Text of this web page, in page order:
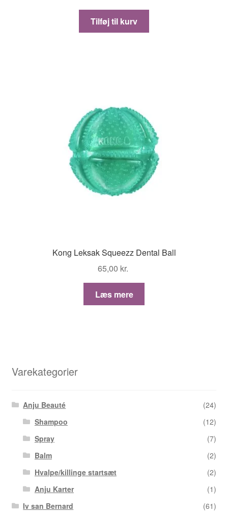
Tilføj til kurv
Kong Leksak Squeezz Dental Ball
65,00 kr.
Læs mere
Varekategorier
Anju Beauté
(24)
Shampoo
(12)
Spray
(7)
Balm
(2)
Hvalpe/killinge startsæt
(2)
Anju Karter
(1)
Iv san Bernard
(61)